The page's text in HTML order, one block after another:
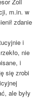
m.in. w
zdanie
i
nie
i
się zrobi
ale były